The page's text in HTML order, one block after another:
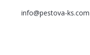
info@pestova-ks.com